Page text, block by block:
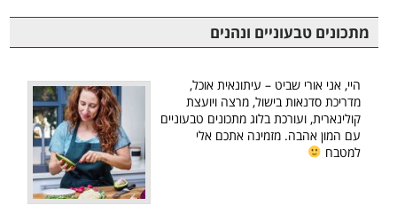
מתכונים טבעוניים ונהנים
היי, אני אורי שביט – עיתונאית אוכל,
מדריכת סדנאות בישול, מרצה ויועצת
קולינארית, ועורכת בלוג מתכונים טבעוניים
עם המון אהבה. מזמינה אתכם אלי
למטבח